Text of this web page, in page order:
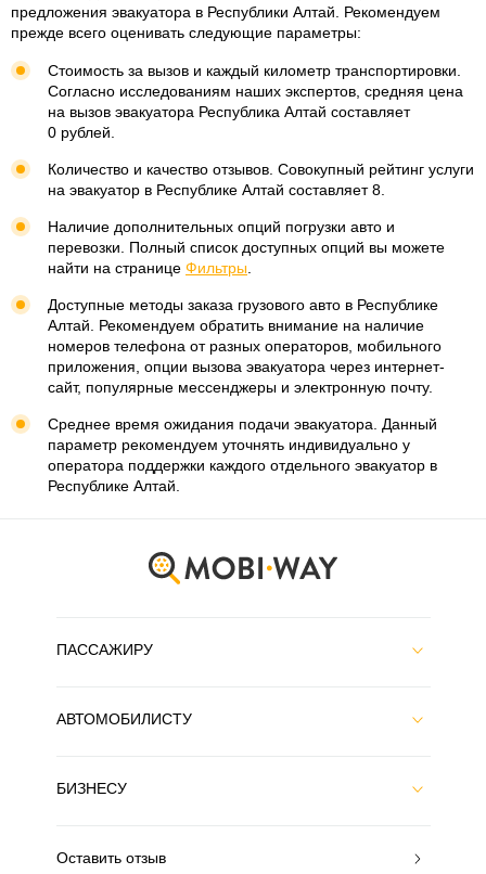
предложения эвакуатора в Республики Алтай. Рекомендуем
прежде всего оценивать следующие параметры:
Стоимость за вызов и каждый километр транспортировки.
Согласно исследованиям наших экспертов, средняя цена
на вызов эвакуатора Республика Алтай составляет
0 рублей.
Количество и качество отзывов. Совокупный рейтинг услуги
на эвакуатор в Республике Алтай составляет 8.
Наличие дополнительных опций погрузки авто и
перевозки. Полный список доступных опций вы можете
найти на странице Фильтры
Доступные методы заказа грузового авто в Республике
Алтай. Рекомендуем обратить внимание на наличие
номеров телефона от разных операторов, мобильного
приложения, опции вызова эвакуатора через интернет-
сайт, популярные мессенджеры и электронную почту.
Среднее время ожидания подачи эвакуатора. Данный
параметр рекомендуем уточнять индивидуально у
оператора поддержки каждого отдельного эвакуатор в
Республике Алтай.
ПАССАЖИРУ
АВТОМОБИЛИСТУ
БИЗНЕСУ
Оставить отзыв